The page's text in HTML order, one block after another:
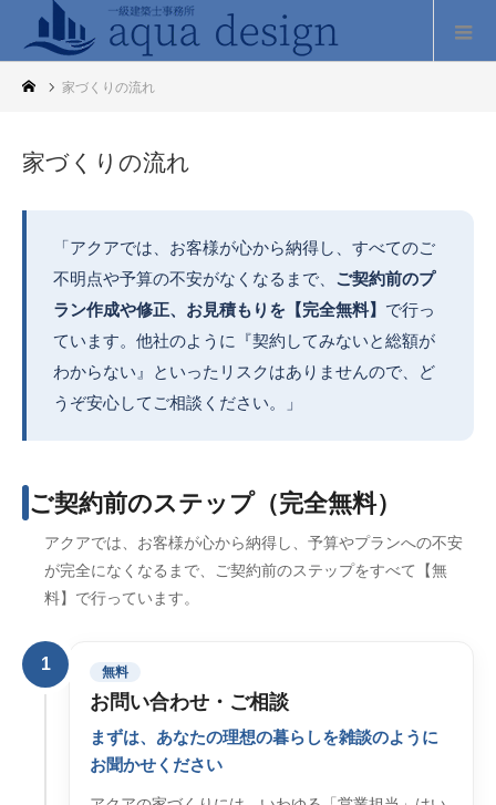
家づくりの流れ
家づくりの流れ
「アクアでは、お客様が心から納得し、すべてのご
不明点や予算の不安がなくなるまで、 ご契約前のプ
ラン作成や修正、お見積もりを【完全無料】 で行っ
ています。他社のように『契約してみないと総額が
わからない』といったリスクはありませんので、ど
うぞ安心してご相談ください。」
ご契約前のステップ（完全無料）
アクアでは、お客様が心から納得し、予算やプランへの不安
が完全になくなるまで、ご契約前のステップをすべて【無
料】で行っています。
1 無料
お問い合わせ・ご相談
まずは、あなたの理想の暮らしを雑談のように
お聞かせください